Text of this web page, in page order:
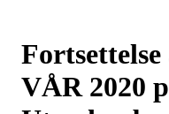
VÅR 2020